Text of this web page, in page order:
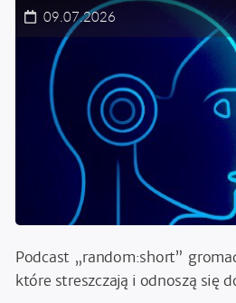
09.07.2026
Podcast „random:short”
które streszczają i odnoszą się